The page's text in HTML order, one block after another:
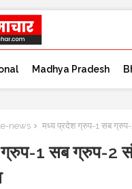
Madhya Pradesh
news मध्य प्रदेश ग्रुप-1 सब ग्रुप-
1 सब ग्रुप-2